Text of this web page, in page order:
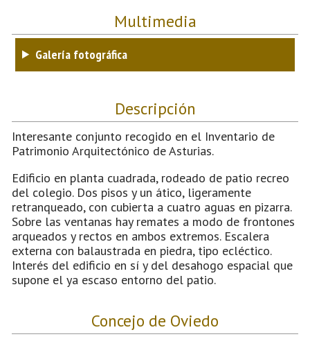
Multimedia
Galería fotográfica
Descripción
Interesante conjunto recogido en el Inventario de
Patrimonio Arquitectónico de Asturias.
Edificio en planta cuadrada, rodeado de patio recreo
del colegio. Dos pisos y un ático, ligeramente
retranqueado, con cubierta a cuatro aguas en pizarra.
Sobre las ventanas hay remates a modo de frontones
arqueados y rectos en ambos extremos. Escalera
externa con balaustrada en piedra, tipo ecléctico.
Interés del edificio en sí y del desahogo espacial que
supone el ya escaso entorno del patio.
Concejo de Oviedo